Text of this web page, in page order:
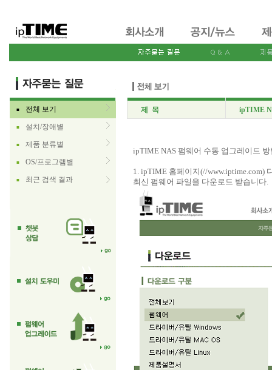
■ 전체 보기
■ 설치/장애별
■ 제품 분류별
■ OS/프로그램별
■ 최근 검색 결과
제 목 ipTIME
ipTIME NAS 펌웨어 수동 업그레이드 방
1. ipTIME 홈페이지(//www.iptime.com)
최신 펌웨어 파일을 다운로드 받습니다.